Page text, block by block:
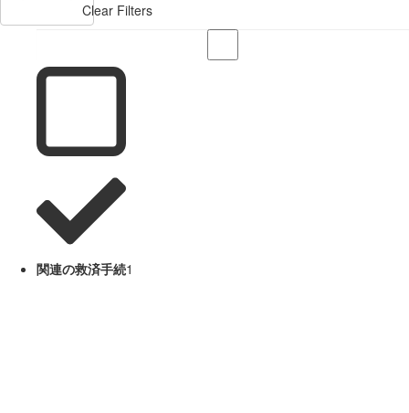
Clear Filters
関連の救済手続1